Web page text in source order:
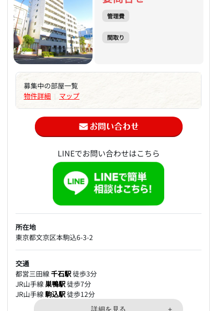
管理費
間取り
募集中の部屋一覧
物件詳細 | マップ
LINEでお問い合わせはこちら
所在地
東京都文京区本駒込6-3-2
交通
都営三田線千石駅徒歩3分
JR山手線巣鴨駅徒歩7分
JR山手線駒込駅徒歩12分